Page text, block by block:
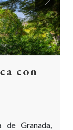
Next
con
de Granada,